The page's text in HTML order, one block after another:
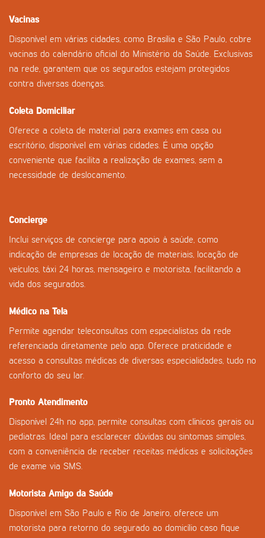
Vacinas
Disponível em várias cidades, como Brasília e São Paulo, cobre
vacinas do calendário oficial do Ministério da Saúde. Exclusivas
na rede, garantem que os segurados estejam protegidos
contra diversas doenças.
Coleta Domiciliar
Oferece a coleta de material para exames em casa ou
escritório, disponível em várias cidades. É uma opção
conveniente que facilita a realização de exames, sem a
necessidade de deslocamento.
Concierge
Inclui serviços de concierge para apoio à saúde, como
indicação de empresas de locação de materiais, locação de
veículos, táxi 24 horas, mensageiro e motorista, facilitando a
vida dos segurados.
Médico na Tela
Permite agendar teleconsultas com especialistas da rede
referenciada diretamente pelo app. Oferece praticidade e
acesso a consultas médicas de diversas especialidades, tudo no
conforto do seu lar.
Pronto Atendimento
Disponível 24h no app, permite consultas com clínicos gerais ou
pediatras. Ideal para esclarecer dúvidas ou sintomas simples,
com a conveniência de receber receitas médicas e solicitações
de exame via SMS.
Motorista Amigo da Saúde
Disponível em São Paulo e Rio de Janeiro, oferece um
motorista para retorno do segurado ao domicílio caso fique